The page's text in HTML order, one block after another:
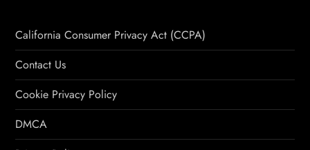
California Consumer Privacy Act (CCPA)
Contact Us
Cookie Privacy Policy
DMCA